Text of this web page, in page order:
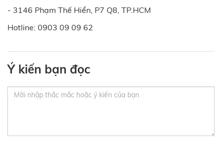
- 3146 Phạm Thế Hiển, P7 Q8, TP.HCM
Hotline: 0903 09 09 62
Ý kiến bạn đọc